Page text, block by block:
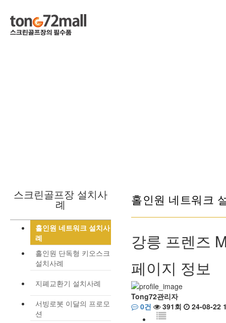
스크린골프장 설치사
례
홀인원 네트워크 설치사
례
홀인원 단독형 키오스크
설치사례
지폐교환기 설치사례
서빙로봇 이달의 프로모
션
홀인원 네트워크
강릉 프렌즈
페이지 정보
Tong72관리자
0건
391회 24-08-22